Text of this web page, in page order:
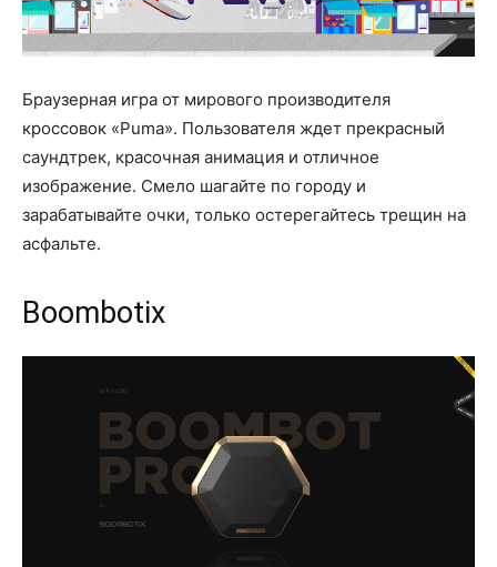
Браузерная игра от мирового производителя
кроссовок «Puma». Пользователя ждет прекрасный
саундтрек, красочная анимация и отличное
изображение. Смело шагайте по городу и
зарабатывайте очки, только остерегайтесь трещин на
асфальте.
Boombotix